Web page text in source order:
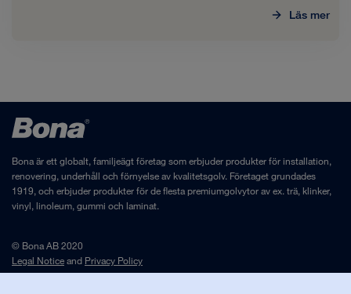
Läs mer
Bona är ett globalt, familjeägt företag som erbjuder produkter för installation,
renovering, underhåll och förnyelse av kvalitetsgolv. Företaget grundades
1919, och erbjuder produkter för de flesta premiumgolvytor av ex. trä, klinker,
vinyl, linoleum, gummi och laminat.
© Bona AB 2020
Legal Noticeand Privacy Policy